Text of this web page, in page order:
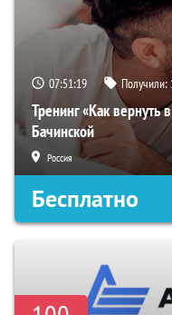
07:51:18 Получили:
Тренинг «Как вернуть
Бачинской
Россия
Бесплатно